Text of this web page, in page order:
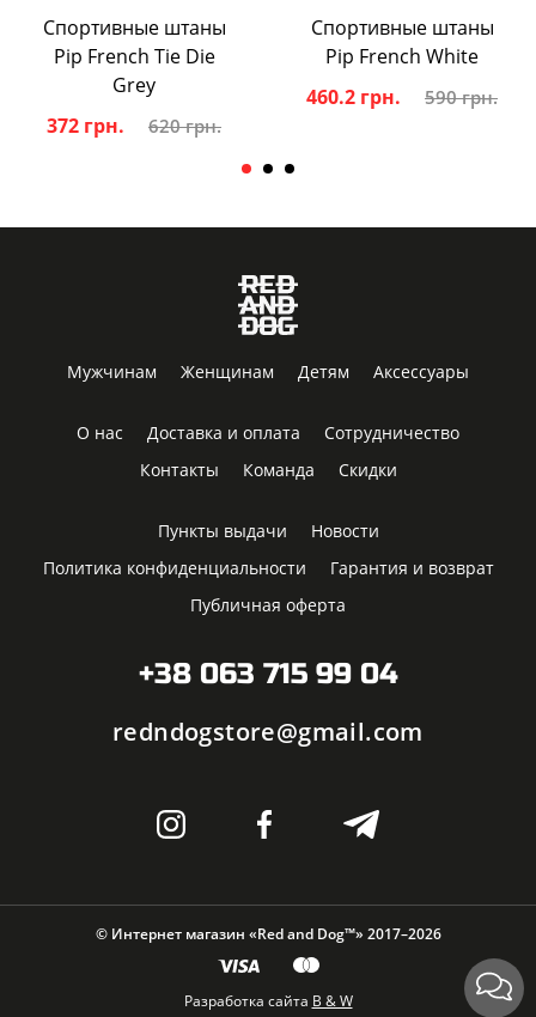
Спортивные штаны
Pip French Tie Die
Grey
372 грн.
620 грн.
Спортивные штаны
Pip French White
460.2 грн.
590 грн.
Мужчинам Женщинам Детям Аксессуары
О нас Доставка и оплата
Сотрудничество
Контакты
Команда Скидки
Пункты выдачи
Новости
Политика конфиденциальности
Гарантия и возврат
Публичная оферта
+38 063 715 99 04
redndogstore@gmail.com
Разработка сайта B & W
© Интернет магазин «Red and Dog™» 2017–2026